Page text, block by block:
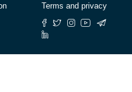
Terms and privacy